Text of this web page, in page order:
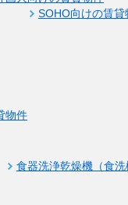
SOHO向けの賃貸
物件
食器洗浄乾燥機（食